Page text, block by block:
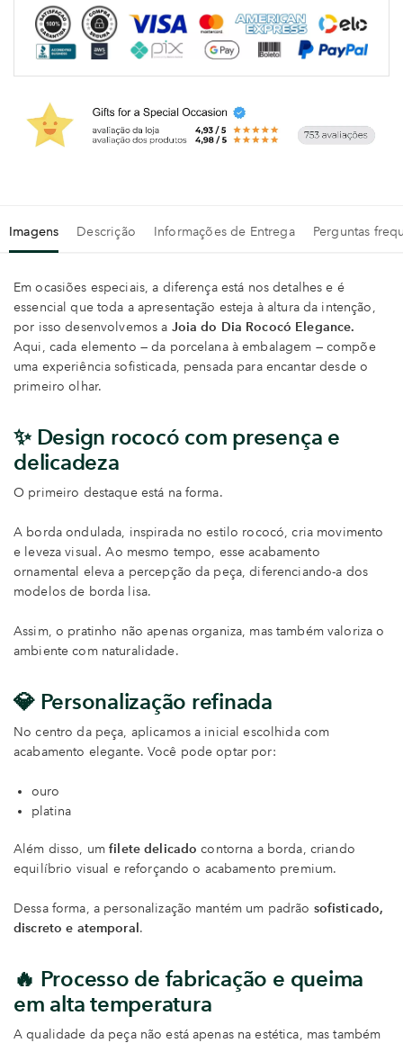
Imagens Descrição Informações de Entrega Perguntas
Em ocasiões especiais, a diferença está nos detalhes e é
essencial que toda a apresentação esteja à altura da intenção,
por isso desenvolvemos a Joia do Dia Rococó Elegance.
Aqui, cada elemento — da porcelana à embalagem — compõe
uma experiência sofisticada, pensada para encantar desde o
primeiro olhar.
✨ Design rococó com presença e
delicadeza
O primeiro destaque está na forma.
A borda ondulada, inspirada no estilo rococó, cria movimento
e leveza visual. Ao mesmo tempo, esse acabamento
ornamental eleva a percepção da peça, diferenciando-a dos
modelos de borda lisa.
Assim, o pratinho não apenas organiza, mas também valoriza o
ambiente com naturalidade.
💎 Personalização refinada
No centro da peça, aplicamos a inicial escolhida com
acabamento elegante. Você pode optar por:
ouro
platina
Além disso, umfilete delicado contorna a borda, criando
equilíbrio visual e reforçando o acabamento premium.
Dessa forma, a personalização mantém um padrão sofisticado,
discreto e atemporal .
🔥 Processo de fabricação e queima
em alta temperatura
A qualidade da peça não está apenas na estética, mas também